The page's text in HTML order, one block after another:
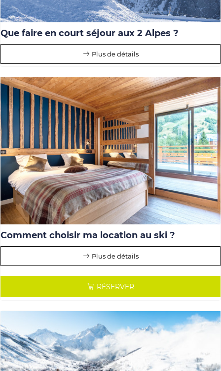
Que faire en court séjour aux 2 Alpes ?
Plus de détails
Comment choisir ma location au ski ?
Plus de détails
RÉSERVER